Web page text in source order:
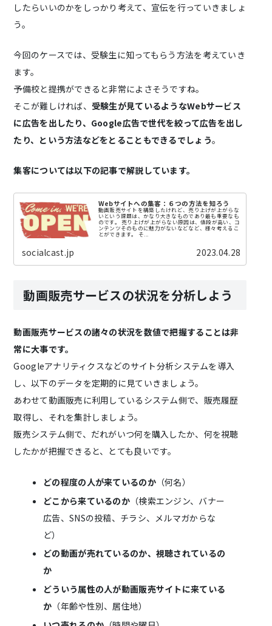
したらいいのかをしっかり考えて、宣伝を行っていきましょ
う。
今回のケースでは、受験生に知ってもらう方法を考えていき
ます。
予備校と提携ができると非常によさそうですね。
そこが難しければ、 受験生が見ているようなWebサービス
に広告を出したり、Google広告で世代を絞って広告を出し
たり、という方法などをとることもできるでしょう。
集客については以下の記事で解説しています。
Webサイトへの集客：６つの方法を知ろう
動画販売サイトを構築したけれど、売り上げが上がらな
いという課題は、かなり大きなものであり最も重要なも
のです。 売り上げが上がらない原因は、値段が高い、コ
ンテンツそのものに魅力がないなどなど、様々考えるこ
とができます。 そ...
socialcast.jp 2023.04.28
動画販売サービスの状況を分析しよう
動画販売サービスの諸々の状況を数値で把握することは非
常に大事です。
Googleアナリティクスなどのサイト分析システムを導入
し、以下のデータを定期的に見ていきましょう。
あわせて動画販売に利用しているシステム側で、販売履歴
取得し、それを集計しましょう。
販売システム側で、だれがいつ何を購入したか、何を視聴
したかが把握できると、とても良いです。
どの程度の人が来ているのか（何名）
どこから来ているのか （検索エンジン、バナー
広告、SNSの投稿、チラシ、メルマガからな
ど）
どの動画が売れているのか、視聴されているの
か
どういう属性の人が動画販売サイトに来ている
か （年齢や性別、居住地）